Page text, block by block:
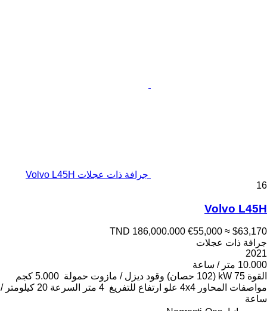
جرافة ذات عجلات Volvo L45H
16
Volvo L45H
TND 186,000.000 €55,000 ≈ $63,170
جرافة ذات عجلات
2021
10.000 متر / ساعة
القوة 75 kW (102 حصان) وقود ديزل / مازوت حمولة 5.000 كجم
مواصفات المحاور 4x4 علو ارتفاع للتفريغ 4 متر السرعة
20 كيلومتر /
ساعة